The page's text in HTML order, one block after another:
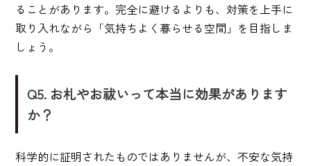
ることがあります。完全に避けるよりも、対策を上手に
取り入れながら「気持ちよく暮らせる空間」を目指しま
しょう。
Q5. お札やお祓いって本当に効果があります
か？
科学的に証明されたものではありませんが、不安な気持